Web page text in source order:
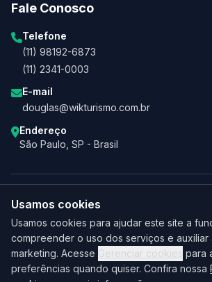
Fale Conosco
Telefone
(11) 98192-6873
(11) 2341-0003
E-mail
douglas@wikturismo.com.br
Endereço
São Paulo, SP - Brasil
Usamos cookies
Usamos cookies para ajudar este site a
compreender o uso dos serviços e auxiliar
marketing. Acesse Gerenciar cookies para
preferências quando quiser. Confira nossa